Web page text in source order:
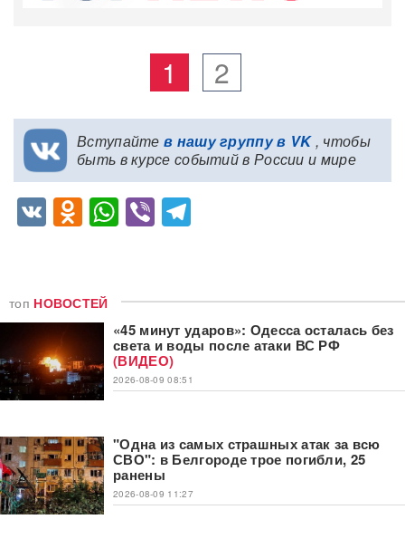
1 2
Вступайте в нашу группу в VK, чтобы
быть в курсе событий в России и мире
VKOdnoklassniki
WhatsApp
Viber
топ НОВОСТЕЙ
«45 минут ударов»: Одесса осталась без
света и воды после атаки ВС РФ
(ВИДЕО)
2026-08-09 08:51
"Одна из самых страшных атак за всю
СВО": в Белгороде трое погибли, 25
ранены
2026-08-09 11:27